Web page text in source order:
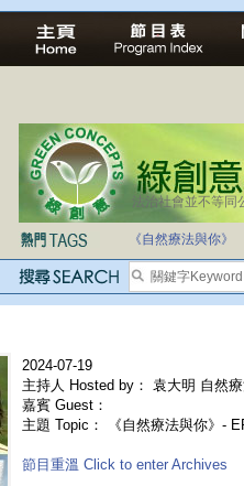
法治社會並不等同
自家教育合法化-
《自然療法與你》
2024-07-19
主持人 Hosted by： 袁大明 自然
嘉賓 Guest：
主題 Topic： 《自然療法與你》-
節目重溫 Click to enter Archives